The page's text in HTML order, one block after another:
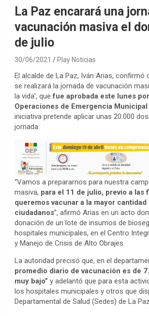
La Paz encarará una
vacunación masiva el
de julio
30/06/2021 Play Noticias
El alcalde de La Paz, Iván Arias, confirmó
se realizará la jornada de vacunación
la vida’, quefue aprobada este lunes
Operaciones de Emergencia Municipal
iniciativa pretende aplicar unas 20.000
jornada.
“Vamos a prepararnos para nuestra
masiva, para el 11 de julio, previo a las
queremos vacunar a la mayor cantidad
ciudadanos”, afirmó Arias en un acto
donación de un lote de insumos de
hospitales municipales, en el Centro
y Manejo de Crisis de Alto Obrajes.
La autoridad precisó que, en el
promedio diario de vacunación es de
muy bajo” y adelantó que para esta
los hospitales municipales y otros que
Departamental de Salud (Sedes) de La